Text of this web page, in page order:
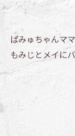
ぱみゅちゃんマ
もみじとメイに